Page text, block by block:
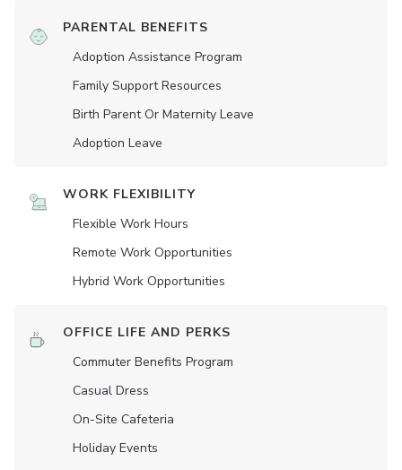
PARENTAL BENEFITS
Adoption Assistance Program
Family Support Resources
Birth Parent Or Maternity Leave
Adoption Leave
WORK FLEXIBILITY
Flexible Work Hours
Remote Work Opportunities
Hybrid Work Opportunities
OFFICE LIFE AND PERKS
Commuter Benefits Program
Casual Dress
On-Site Cafeteria
Holiday Events